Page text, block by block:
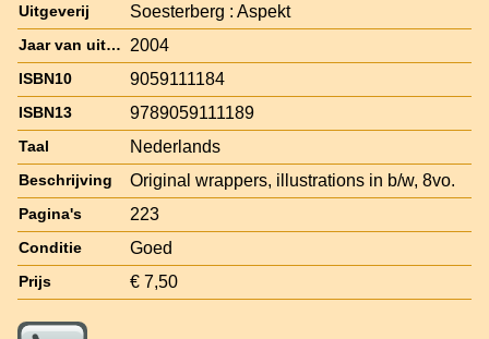
Uitgeverij Soesterberg : Aspekt
Jaar van uitgave 2004
ISBN10 9059111184
ISBN13 9789059111189
Taal Nederlands
Beschrijving Original wrappers, illustrations in b/w, 8vo.
Pagina's 223
Conditie Goed
Prijs € 7,50